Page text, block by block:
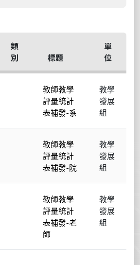
類
別
標題
單
位
教師教學
評量統計
表補發-系
教學
發展
組
教師教學
評量統計
表補發-院
教學
發展
組
教師教學
評量統計
表補發-老
師
教學
發展
組